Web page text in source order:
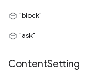
"block"
"ask"
ContentSetting